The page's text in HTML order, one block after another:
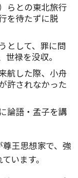
らとの東北旅行
を待たずに脱
として、罪に問
禄を没収。
航した際、小舟
許されなかった
論語・孟子を講
王思想家で、強
います。